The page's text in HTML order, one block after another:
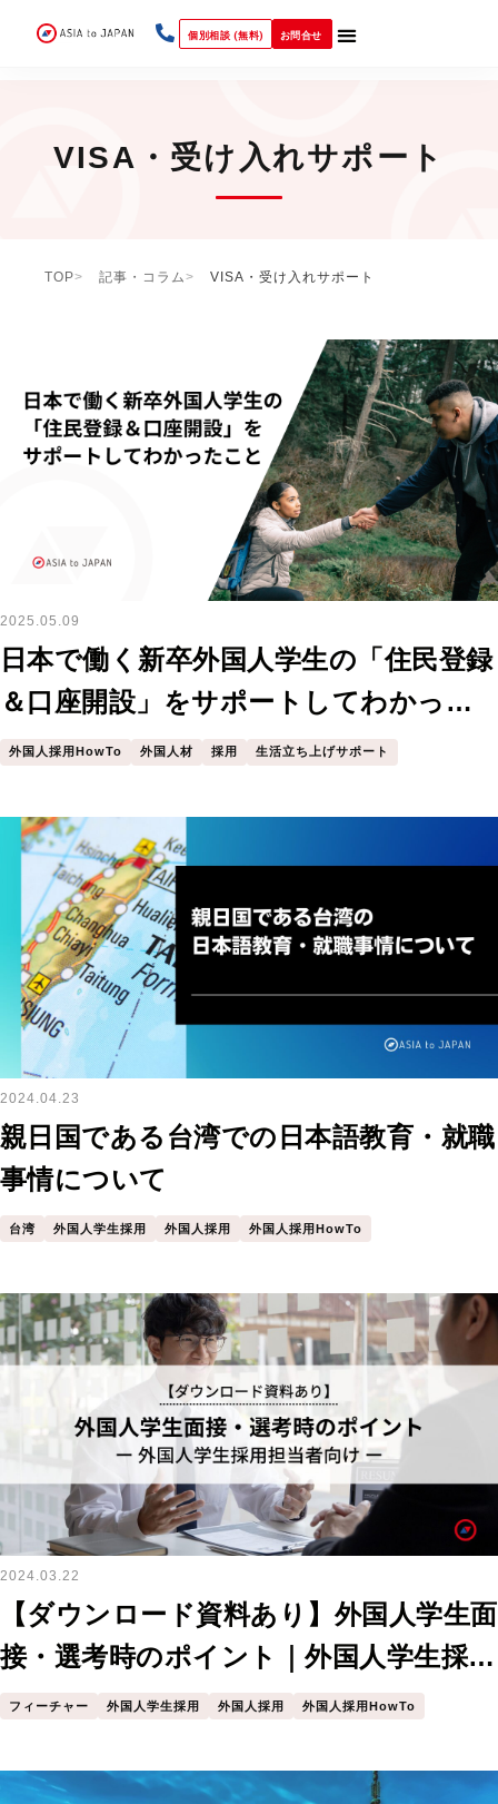
個別相談 (無料) お問合せ
VISA・受け入れサポート
TOP 記事・コラム VISA・受け入れサポート
2025.05.09
日本で働く新卒外国人学生の「住民登録
＆口座開設」をサポートしてわかった
こと
外国人採用HowTo 外国人材 採用 生活立ち上げサポート
2024.04.23
親日国である台湾での日本語教育・就職
事情について
台湾 外国人学生採用 外国人採用 外国人採用HowTo
2024.03.22
【ダウンロード資料あり】外国人学生​面
接・選考時のポイント​｜外国人学生採用
担当者向け
フィーチャー 外国人学生採用 外国人採用 外国人採用HowTo